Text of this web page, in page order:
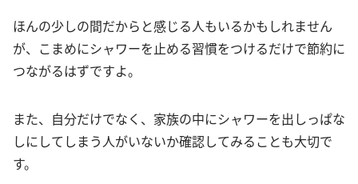
ほんの少しの間だからと感じる人もいるかもしれません
が、こまめにシャワーを止める習慣をつけるだけで節約に
つながるはずですよ。
また、自分だけでなく、家族の中にシャワーを出しっぱな
しにしてしまう人がいないか確認してみることも大切で
す。